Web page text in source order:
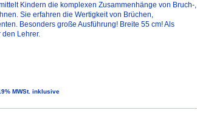
Kindern die komplexen Zusammenhänge von Bruch-,
Sie erfahren die Wertigkeit von Brüchen,
Besonders große Ausführung! Breite 55 cm! Als
den Lehrer.
MWSt. inklusive